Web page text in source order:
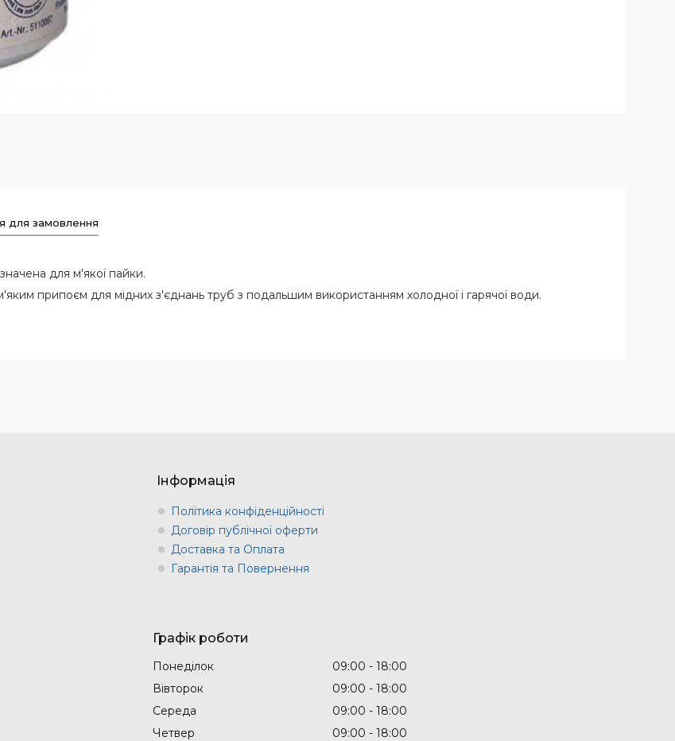
для замовлення
для м'якої пайки.
припоєм для мідних з'єднань труб з подальшим використанням холодної і гарячої води.
Інформація
Політика конфіденційності
Договір публічної оферти
Доставка та Оплата
Гарантія та Повернення
Графік роботи
Понеділок 09:00
18:00
Вівторок
09:00
18:00
Середа
09:00
18:00
Четвер
09:00
18:00